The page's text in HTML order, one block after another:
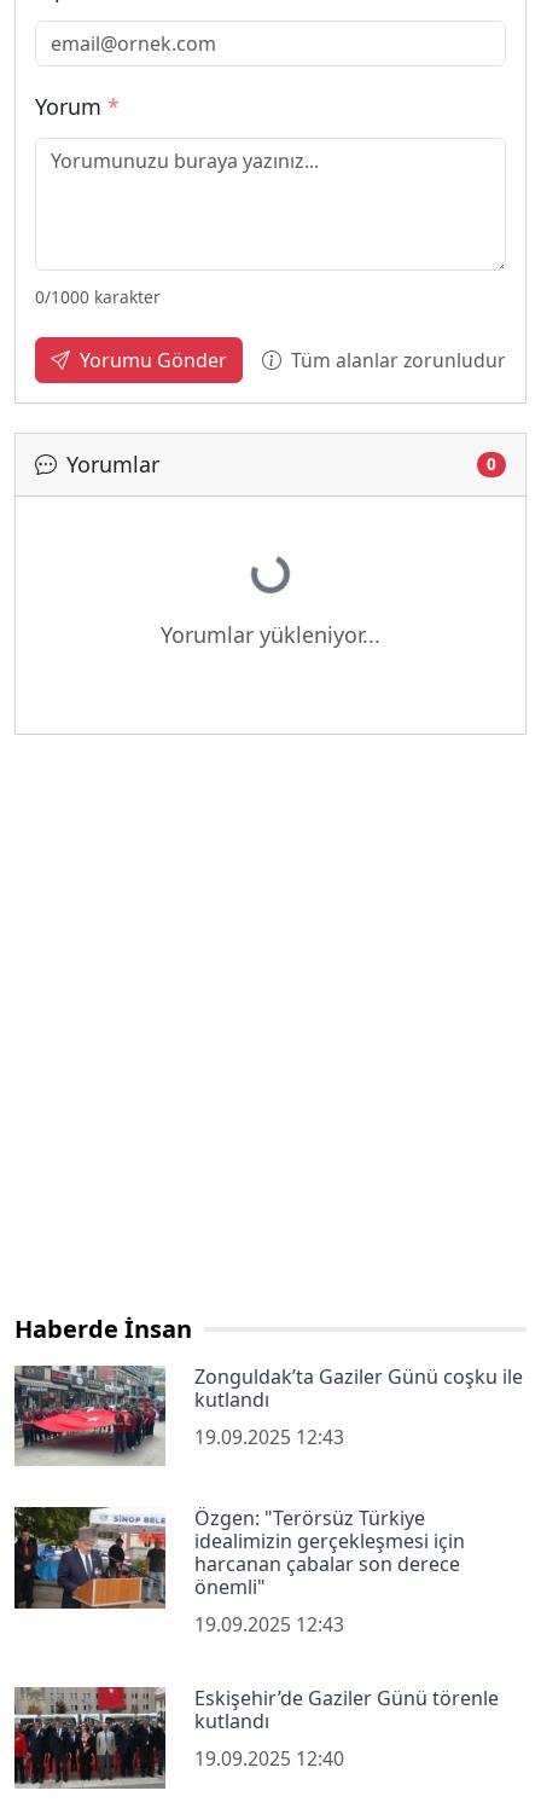
Yorum *
0/1000 karakter
Yorumu Gönder Tüm alanlar zorunludur
Yorumlar 0
Yükleniyor...
Yorumlar yükleniyor...
Haberde İnsan
Zonguldak’ta Gaziler Günü coşku ile
kutlandı
19.09.2025 12:43
Özgen: "Terörsüz Türkiye
idealimizin gerçekleşmesi için
harcanan çabalar son derece
önemli"
19.09.2025 12:43
Eskişehir’de Gaziler Günü törenle
kutlandı
19.09.2025 12:40